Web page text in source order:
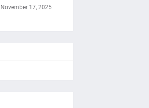
November 17, 2025